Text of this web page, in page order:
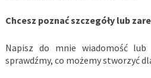
Chcesz poznać szczegóły lub
Napisz do mnie wiadomość lub
sprawdźmy, co możemy stworzyć